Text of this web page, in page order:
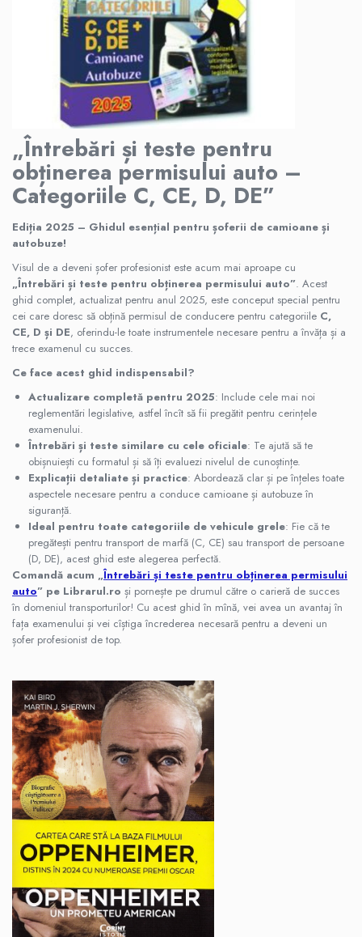
Istorie antica, medievala si moderna
Istorie contemporana universala
Istorie sociala si culturala
Mari puteri ale lumii
Primul Razboi Mondial
Servicii secrete
Limbi straine
Dictionare
Ghiduri de conversatie
Gramatica
Invatarea limbilor straine
Parenting si familie
Dezvoltare personala (familie)
Mama si copilul
Relatii de familie si sanatate
Dezvoltare Personala
Dezvoltare personala
Pedagogie
Psihologia copilului si dezvoltarii
Psihologia emotiilor
Psihologie cognitiva si a emotiilor
Psihologie pentru parinti
Psihologie practica
Psihologie si Psihoterapie
Teste de inteligenta
Religie
Alte religii
Alte religii crestine
Sanatate
Medicina pentru toti
Sociologie, stiinte politice
Sociologie
Stiinte politice
Spiritualitate, ezoterism
Astrologie
Dezvoltare spirituala
Ezoterism
Alte stiinte
Astronomie, timp si spatiu
„Întrebări și teste pentru
obținerea permisului auto –
Categoriile C, CE, D, DE”
Ediția 2025 – Ghidul esențial pentru șoferii de camioane și
autobuze!
Visul de a deveni șofer profesionist este acum mai aproape cu
„Întrebări și teste pentru obținerea permisului auto”. Acest
ghid complet, actualizat pentru anul 2025, este conceput special pentru
cei care doresc să obțină permisul de conducere pentru categoriile C,
CE, D și DE, oferindu-le toate instrumentele necesare pentru a învăța și a
trece examenul cu succes.
Ce face acest ghid indispensabil?
Actualizare completă pentru 2025: Include cele mai noi
reglementări legislative, astfel încît să fii pregătit pentru cerințele
examenului.
Întrebări și teste similare cu cele oficiale: Te ajută să te
obișnuiești cu formatul și să îți evaluezi nivelul de cunoștințe.
Explicații detaliate și practice: Abordează clar și pe înțeles toate
aspectele necesare pentru a conduce camioane și autobuze în
siguranță.
Ideal pentru toate categoriile de vehicule grele: Fie că te
pregătești pentru transport de marfă (C, CE) sau transport de persoane
(D, DE), acest ghid este alegerea perfectă.
Comandă acum „Întrebări și teste pentru obținerea permisului
auto” pe Librarul.ro și pornește pe drumul către o carieră de succes
în domeniul transporturilor! Cu acest ghid în mînă, vei avea un avantaj în
fața examenului și vei cîștiga încrederea necesară pentru a deveni un
șofer profesionist de top.